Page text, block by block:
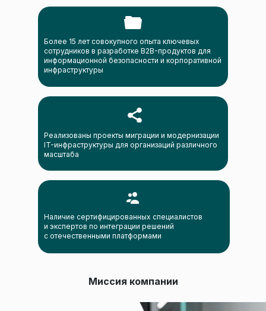
Более 15 лет совокупного опыта ключевых
сотрудников в разработке B2B-продуктов для
информационной безопасности и корпоративной
инфраструктуры
Реализованы проекты миграции и модернизации
IT-инфраструктуры для организаций различного
масштаба
Наличие сертифицированных специалистов
и экспертов по интеграции решений
с отечественными платформами
Миссия компании